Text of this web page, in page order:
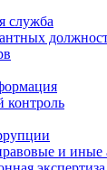
служба
контроль
и иные